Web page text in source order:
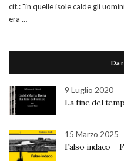
cit.: "in quelle isole calde gli
era …
Da
9 Luglio 2020
La fine del
15 Marzo 2025
Falso indaco –